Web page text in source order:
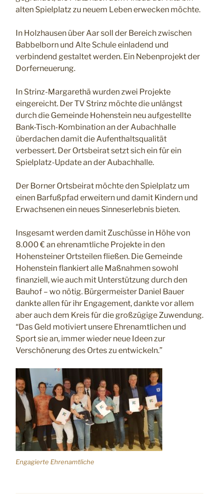
alten Spielplatz zu neuem Leben erwecken möchte.
In Holzhausen über Aar soll der Bereich zwischen
Babbelborn und Alte Schule einladend und
verbindend gestaltet werden. Ein Nebenprojekt der
Dorferneuerung.
In Strinz-Margarethä wurden zwei Projekte
eingereicht. Der TV Strinz möchte die unlängst
durch die Gemeinde Hohenstein neu aufgestellte
Bank-Tisch-Kombination an der Aubachhalle
überdachen damit die Aufenthaltsqualität
verbessert. Der Ortsbeirat setzt sich ein für ein
Spielplatz-Update an der Aubachhalle.
Der Borner Ortsbeirat möchte den Spielplatz um
einen Barfußpfad erweitern und damit Kindern und
Erwachsenen ein neues Sinneserlebnis bieten.
Insgesamt werden damit Zuschüsse in Höhe von
8.000 € an ehrenamtliche Projekte in den
Hohensteiner Ortsteilen fließen. Die Gemeinde
Hohenstein flankiert alle Maßnahmen sowohl
finanziell, wie auch mit Unterstützung durch den
Bauhof – wo nötig. Bürgermeister Daniel Bauer
dankte allen für ihr Engagement, dankte vor allem
aber auch dem Kreis für die großzügige Zuwendung.
“Das Geld motiviert unsere Ehrenamtlichen und
Sport sie an, immer wieder neue Ideen zur
Verschönerung des Ortes zu entwickeln.”
Engagierte Ehrenamtliche